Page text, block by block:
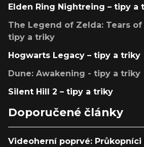
Elden Ring Nightreing – tipy a
The Legend of Zelda: Tears
tipy a triky
Hogwarts Legacy – tipy a triky
Dune: Awakening - tipy a triky
Silent Hill 2 – tipy a triky
Doporučené články
Videoherní poprvé: Průkopníci